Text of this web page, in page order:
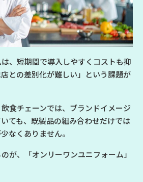
、短期間で導入しやすくコストも抑
との差別化が難しい」という課題が
食チェーンでは、ブランドイメージ
ても、既製品の組み合わせだけでは
なくありません。
が、「オンリーワンユニフォーム」